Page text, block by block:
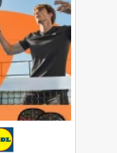
jak i
gazetki
a